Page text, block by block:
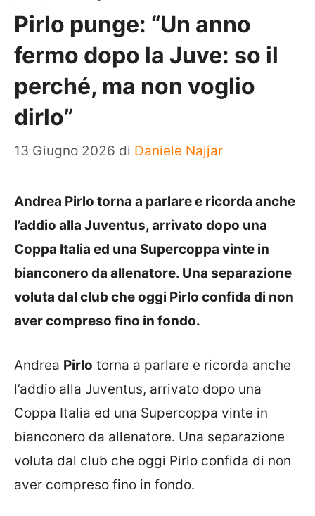
Pirlo punge: “Un anno
fermo dopo la Juve: so il
perché, ma non voglio
dirlo”
13 Giugno 2026 di Daniele Najjar
Andrea Pirlo torna a parlare e ricorda anche
l’addio alla Juventus, arrivato dopo una
Coppa Italia ed una Supercoppa vinte in
bianconero da allenatore. Una separazione
voluta dal club che oggi Pirlo confida di non
aver compreso fino in fondo.
Andrea Pirlo torna a parlare e ricorda anche
l’addio alla Juventus, arrivato dopo una
Coppa Italia ed una Supercoppa vinte in
bianconero da allenatore. Una separazione
voluta dal club che oggi Pirlo confida di non
aver compreso fino in fondo.